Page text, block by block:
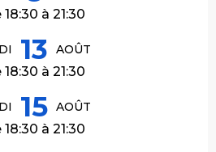
18:30 à 21:30
13 AOÛT
18:30 à 21:30
15 AOÛT
18:30 à 21:30